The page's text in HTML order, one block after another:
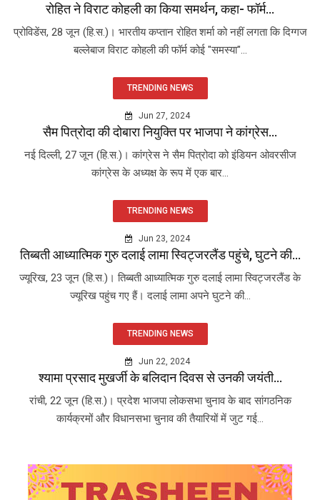
रोहित ने विराट कोहली का किया समर्थन, कहा- फॉर्म...
प्रोविडेंस, 28 जून (हि.स.)। भारतीय कप्तान रोहित शर्मा को नहीं लगता कि दिग्गज
बल्लेबाज विराट कोहली की फॉर्म कोई "समस्या"...
TRENDING NEWS
Jun 27, 2024
सैम पित्रोदा की दोबारा नियुक्ति पर भाजपा ने कांग्रेस...
नई दिल्ली, 27 जून (हि.स.)। कांग्रेस ने सैम पित्रोदा को इंडियन ओवरसीज
कांग्रेस के अध्यक्ष के रूप में एक बार...
TRENDING NEWS
Jun 23, 2024
तिब्बती आध्यात्मिक गुरु दलाई लामा स्विट्जरलैंड पहुंचे, घुटने की...
ज्यूरिख, 23 जून (हि.स.)। तिब्बती आध्यात्मिक गुरु दलाई लामा स्विट्जरलैंड के
ज्यूरिख पहुंच गए हैं। दलाई लामा अपने घुटने की...
TRENDING NEWS
Jun 22, 2024
श्यामा प्रसाद मुखर्जी के बलिदान दिवस से उनकी जयंती...
रांची, 22 जून (हि.स.)। प्रदेश भाजपा लोकसभा चुनाव के बाद सांगठनिक
कार्यक्रमों और विधानसभा चुनाव की तैयारियों में जुट गई...